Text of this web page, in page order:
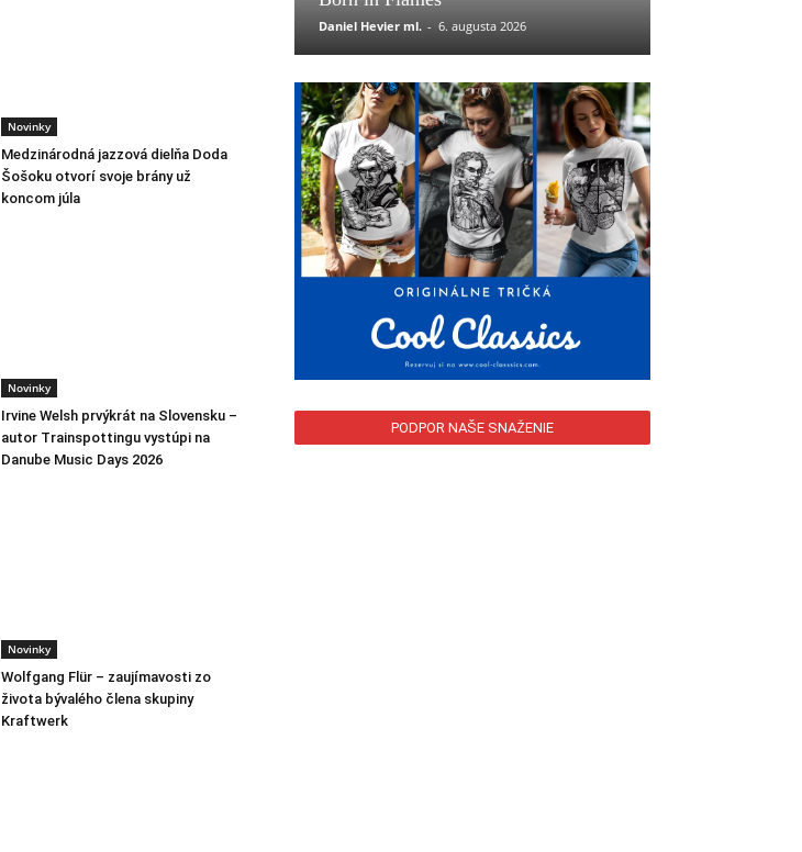
Novinky
Medzinárodná jazzová dielňa Doda
Šošoku otvorí svoje brány už
koncom júla
Novinky
Irvine Welsh prvýkrát na Slovensku –
autor Trainspottingu vystúpi na
Danube Music Days 2026
Novinky
Wolfgang Flür – zaujímavosti zo
života bývalého člena skupiny
Kraftwerk
Daniel Hevier ml. - 6. augusta 2026
PODPOR NAŠE SNAŽENIE